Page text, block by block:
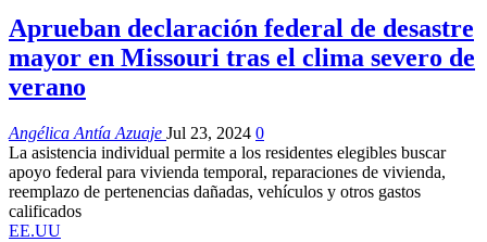
Aprueban declaración federal de desastre
mayor en Missouri tras el clima severo de
verano
Angélica Antía Azuaje Jul 23, 2024 0
La asistencia individual permite a los residentes elegibles buscar
apoyo federal para vivienda temporal, reparaciones de vivienda,
reemplazo de pertenencias dañadas, vehículos y otros gastos
calificados
EE.UU